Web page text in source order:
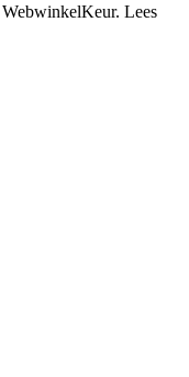
WebwinkelKeur. Lees